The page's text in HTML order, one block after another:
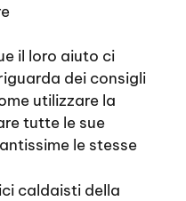
il loro aiuto ci
dei consigli
utilizzare la
tutte le sue
le stesse
caldaisti della